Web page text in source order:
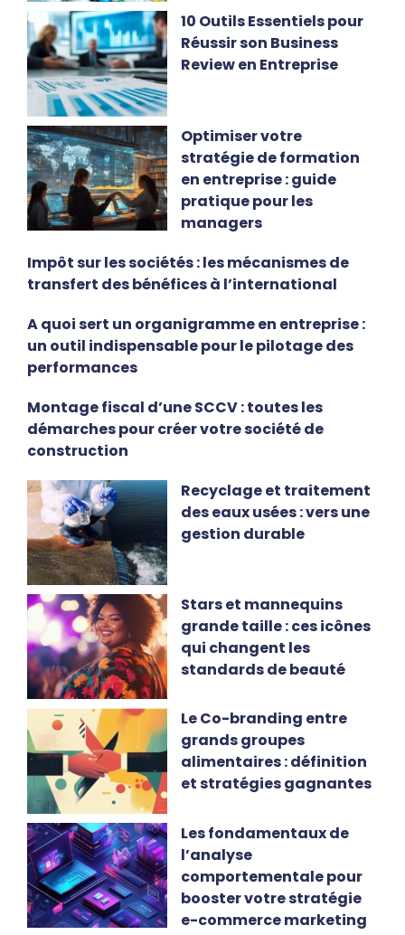
10 Outils Essentiels pour
Réussir son Business
Review en Entreprise
Optimiser votre
stratégie de formation
en entreprise : guide
pratique pour les
managers
Impôt sur les sociétés : les mécanismes de
transfert des bénéfices à l’international
A quoi sert un organigramme en entreprise :
un outil indispensable pour le pilotage des
performances
Montage fiscal d’une SCCV : toutes les
démarches pour créer votre société de
construction
Recyclage et traitement
des eaux usées : vers une
gestion durable
Stars et mannequins
grande taille : ces icônes
qui changent les
standards de beauté
Le Co-branding entre
grands groupes
alimentaires : définition
et stratégies gagnantes
Les fondamentaux de
l’analyse
comportementale pour
booster votre stratégie
e-commerce marketing